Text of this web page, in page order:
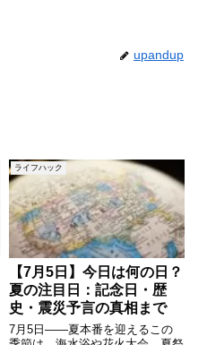
upandup
ライフハック
【7月5日】今日は何の日？
夏の注目日：記念日・歴
史・震災予言の真相まで
7月5日――夏本番を迎えるこの